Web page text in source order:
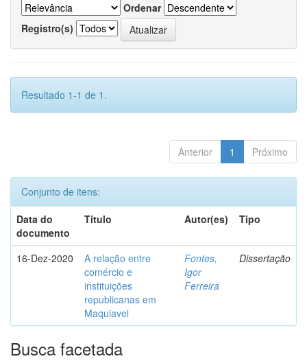
Ordenar
Registro(s)
Resultado 1-1 de 1.
Anterior 1 Próximo
Conjunto de itens:
Data do
documento
Título Autor(es) Tipo
16-Dez-2020
A relação entre
comércio e
instituições
republicanas em
Maquiavel
Fontes,
Igor
Ferreira
Dissertação
Busca facetada